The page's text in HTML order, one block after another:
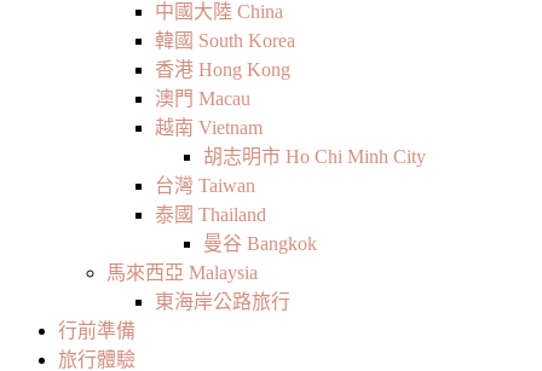
中國大陸 China
韓國 South Korea
香港 Hong Kong
澳門 Macau
越南 Vietnam
胡志明市 Ho Chi Minh City
台灣 Taiwan
泰國 Thailand
曼谷 Bangkok
馬來西亞 Malaysia
東海岸公路旅行
行前準備
旅行體驗